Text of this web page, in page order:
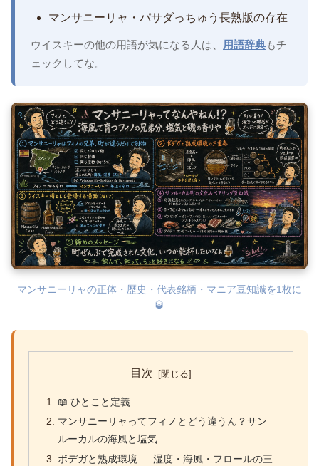
マンサニーリャ・パサダっちゅう長熟版の存在
ウイスキーの他の用語が気になる人は、 用語辞典もチ
ェックしてな。
マンサニーリャの正体・歴史・代表銘柄・マニア豆知識を1枚に
🥃
目次
📖 ひとこと定義
マンサニーリャってフィノとどう違うん？サン
ルーカルの海風と塩気
ボデガと熟成環境 ― 湿度・海風・フロールの三